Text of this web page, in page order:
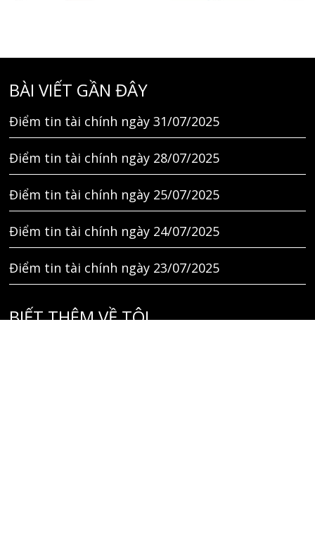
BÀI VIẾT GẦN ĐÂY
Điểm tin tài chính ngày 31/07/2025
Điểm tin tài chính ngày 28/07/2025
Điểm tin tài chính ngày 25/07/2025
Điểm tin tài chính ngày 24/07/2025
Điểm tin tài chính ngày 23/07/2025
BIẾT THÊM VỀ TÔI